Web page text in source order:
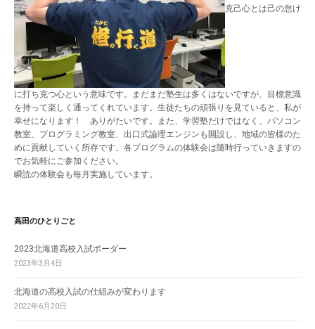
克己心とは己の怠け
に打ち克つ心という意味です。まだまだ塾生は多くはないですが、目標意識
を持って楽しく通ってくれています。生徒たちの頑張りを見ていると、私が
幸せになります！ ありがたいです。また、学習塾だけではなく、パソコン
教室、プログラミング教室、出口式論理エンジンも開設し、地域の皆様のた
めに貢献していく所存です。各プログラムの体験会は随時行っていきますの
でお気軽にご参加ください。
瞬読の体験会も毎月実施しています。
高田のひとりごと
2023北海道高校入試ボーダー
2023年3月4日
北海道の高校入試の仕組みが変わります
2022年6月20日